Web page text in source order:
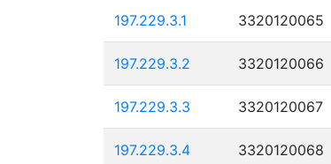
197.229.3.1 3320120065
197.229.3.2 3320120066
197.229.3.3 3320120067
197.229.3.4 3320120068